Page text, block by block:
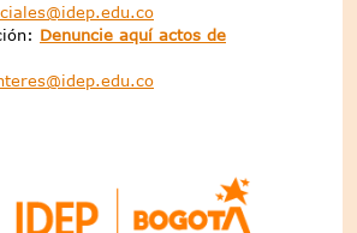
Denuncie aquí actos de